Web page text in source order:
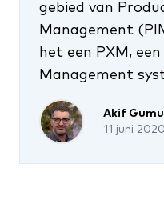
gebied van
Management
het een PXM,
Management
Akif
11 juni 2020